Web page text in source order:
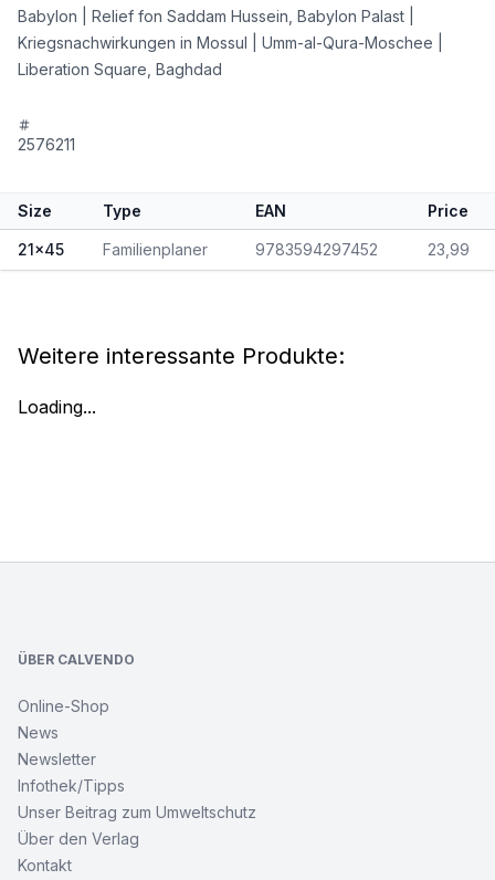
Babylon | Relief fon Saddam Hussein, Babylon Palast |
Kriegsnachwirkungen in Mossul | Umm-al-Qura-Moschee |
Liberation Square, Baghdad
2576211
Size Type EAN Price
21x45 Familienplaner 9783594297452 23,99
Weitere interessante Produkte:
Loading...
ÜBER CALVENDO
Online-Shop
News
Newsletter
Infothek/Tipps
Unser Beitrag zum Umweltschutz
Über den Verlag
Kontakt